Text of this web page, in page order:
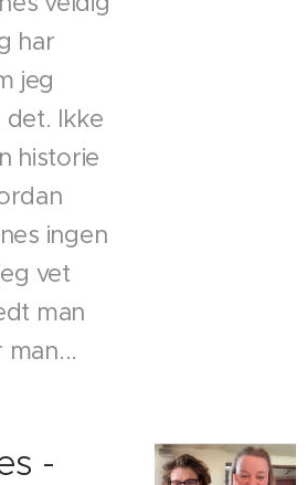
har
jeg
det. Ikke
historie
ingen
vet
man
man...
-